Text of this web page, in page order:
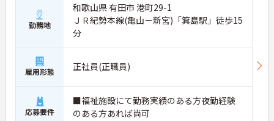
勤務地
和歌山県 有田市 港町29-1
ＪＲ紀勢本線(亀山－新宮)「箕島駅」徒歩15
分
雇用形態 正社員(正職員)
応募要件
■福祉施設にて勤務実績のある方夜勤経験
のある方あれば尚可